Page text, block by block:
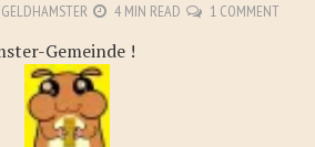
GELDHAMSTER 4 MIN READ 1 COMMENT
Gemeinde !